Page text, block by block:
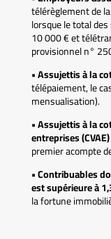
télérèglement de
lorsque le total
10 000 € et
provisionnel n°
• Assujettis à la
télépaiement, le
mensualisation).
• Assujettis à la
entreprises
premier acompte
• Contribuables
est supérieure à
la fortune